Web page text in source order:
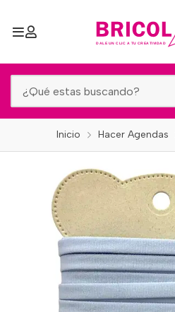
Inicio Hacer Agendas